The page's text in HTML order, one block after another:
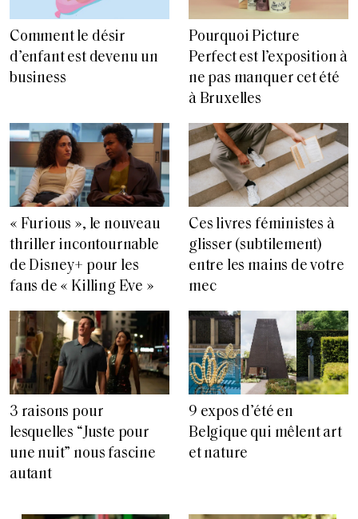
Comment le désir
d’enfant est devenu un
business
Pourquoi Picture
Perfect est l’exposition à
ne pas manquer cet été
à Bruxelles
« Furious », le nouveau
thriller incontournable
de Disney+ pour les
fans de « Killing Eve »
Ces livres féministes à
glisser (subtilement)
entre les mains de votre
mec
3 raisons pour
lesquelles “Juste pour
une nuit” nous fascine
autant
9 expos d’été en
Belgique qui mêlent art
et nature